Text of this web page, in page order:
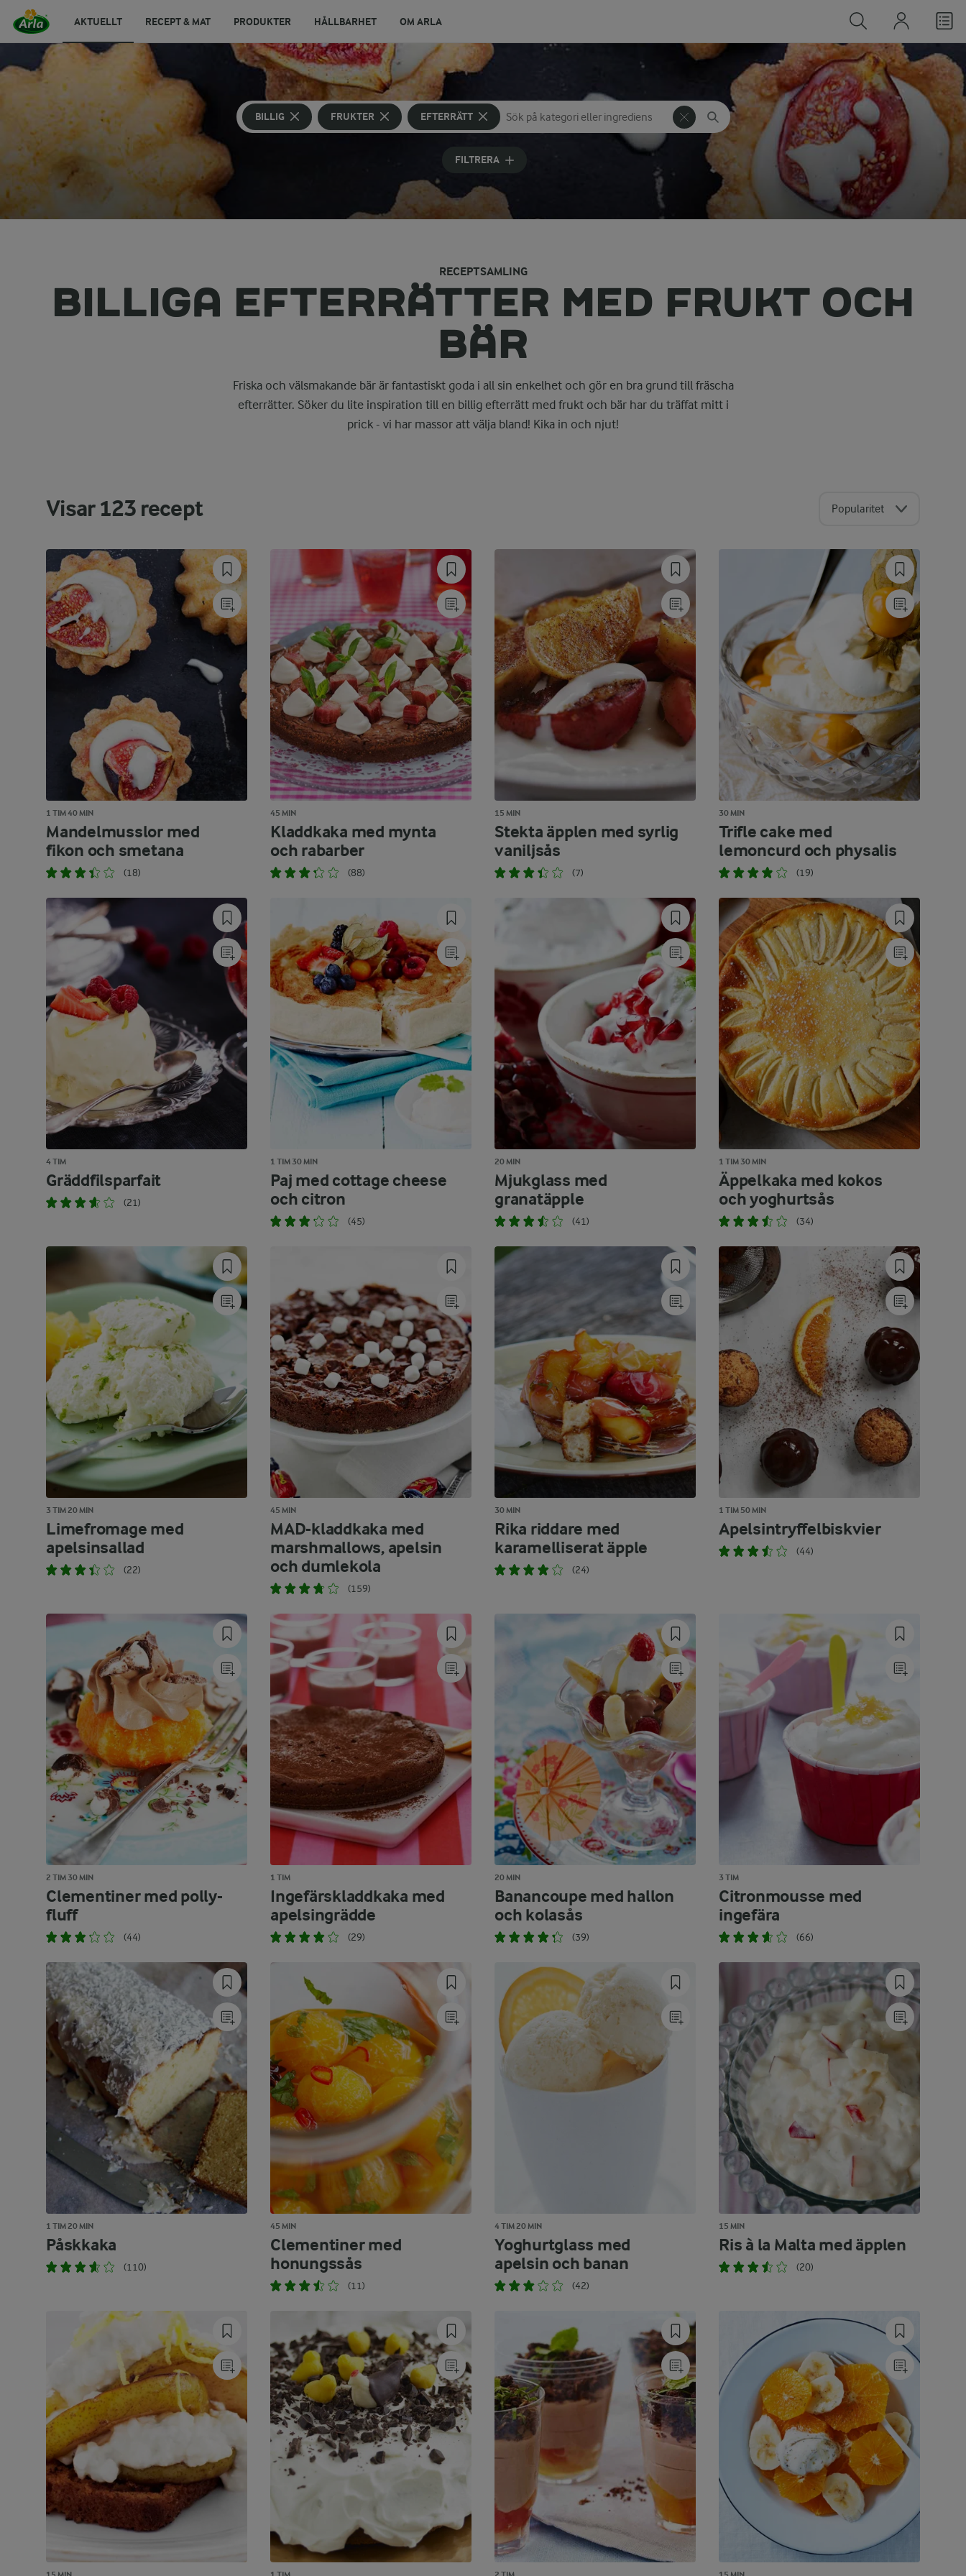
AKTUELLT RECEPT & MAT PRODUKTER HÅLLBARHET OM ARLA
BILLIG FRUKTER EFTERRÄTT
Sök på kategori eller ingrediens
Skriv in sökord för att få förslag
FILTRERA
RECEPTSAMLING
BILLIGA EFTERRÄTTER MED FRUKT OCH
BÄR
Friska och välsmakande bär är fantastiskt goda i all sin enkelhet och gör en bra grund till fräscha
efterrätter. Söker du lite inspiration till en billig efterrätt med frukt och bär har du träffat mitt i
prick - vi har massor att välja bland! Kika in och njut!
Visar123 recept Popularitet
1 TIM 40 MIN
Mandelmusslor med
fikon och smetana
(18)
45 MIN
Kladdkaka med mynta
och rabarber
(88)
15 MIN
Stekta äpplen med syrlig
vaniljsås
(7)
30 MIN
Trifle cake med
lemoncurd och physalis
(19)
4 TIM
Gräddfilsparfait
(21)
1 TIM 30 MIN
Paj med cottage cheese
och citron
(45)
20 MIN
Mjukglass med
granatäpple
(41)
1 TIM 30 MIN
Äppelkaka med kokos
och yoghurtsås
(34)
3 TIM 20 MIN
Limefromage med
apelsinsallad
(22)
45 MIN
MAD-kladdkaka med
marshmallows, apelsin
och dumlekola
(159)
30 MIN
Rika riddare med
karamelliserat äpple
(24)
1 TIM 50 MIN
Apelsintryffelbiskvier
(44)
2 TIM 30 MIN
Clementiner med polly-
fluff
(44)
1 TIM
Ingefärskladdkaka med
apelsingrädde
(29)
20 MIN
Banancoupe med hallon
och kolasås
(39)
3 TIM
Citronmousse med
ingefära
(66)
1 TIM 20 MIN
Påskkaka
(110)
45 MIN
Clementiner med
honungssås
(11)
4 TIM 20 MIN
Yoghurtglass med
apelsin och banan
(42)
15 MIN
Ris à la Malta med äpplen
(20)